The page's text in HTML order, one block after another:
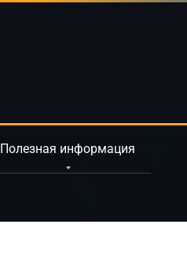
Полезная информация